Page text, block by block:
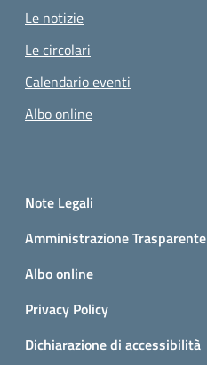
Le notizie
Le circolari
Calendario eventi
Albo online
Small prints
Note Legali
Amministrazione Trasparente
Albo online
Privacy Policy
Dichiarazione di accessibilità